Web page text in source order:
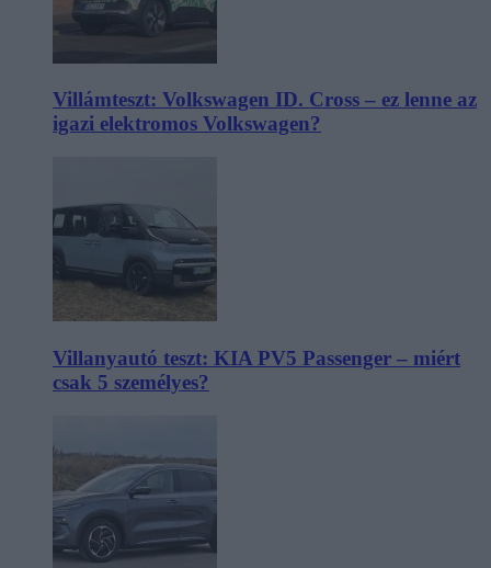
Villámteszt: Volkswagen ID. Cross – ez lenne az
igazi elektromos Volkswagen?
Villanyautó teszt: KIA PV5 Passenger – miért
csak 5 személyes?